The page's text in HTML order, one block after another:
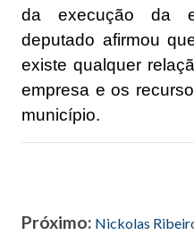
da execução da
deputado afirmou
existe qualquer
empresa e os
município.
Próximo: Nickolas